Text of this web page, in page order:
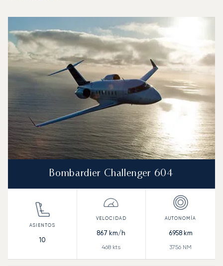
Modelo de aeronave
Velocidad (km/h)
Velocidad (nudos)
Autonomía (NM)
Bombardier Challenger 604
10
867 km/h
468 kts
6958km
3756 NM